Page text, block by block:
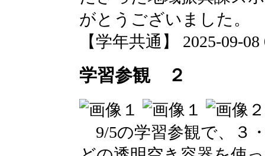
がとうございました。
【学年共通】 2025-09-
学習参観 ２
9/5の学習参観で、３